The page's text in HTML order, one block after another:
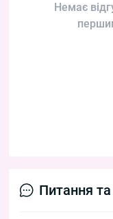
Немає
Питання та